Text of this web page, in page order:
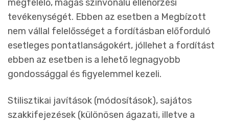
megfelelő, magas színvonalú ellenőrzési
tevékenységét. Ebben az esetben a Megbízott
nem vállal felelősséget a fordításban előforduló
esetleges pontatlanságokért, jóllehet a fordítást
ebben az esetben is a lehető legnagyobb
gondossággal és figyelemmel kezeli.
Stilisztikai javítások (módosítások), sajátos
szakkifejezések (különösen ágazati, illetve a